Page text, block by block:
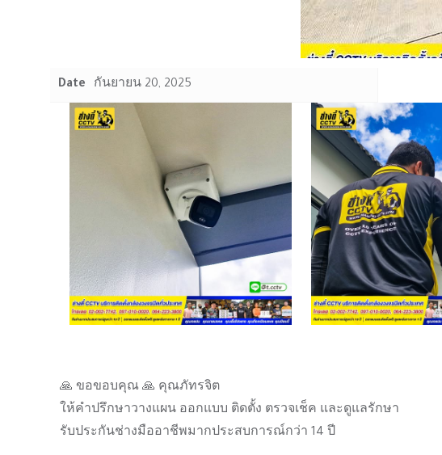
Date กันยายน 20, 2025
🙏 ขอขอบคุณ 🙏 คุณภัทรจิต
ให้คำปรึกษาวางแผน ออกแบบ ติดตั้ง ตรวจเช็ค และดูแลรักษา
รับประกันช่างมืออาชีพมากประสบการณ์กว่า 14 ปี